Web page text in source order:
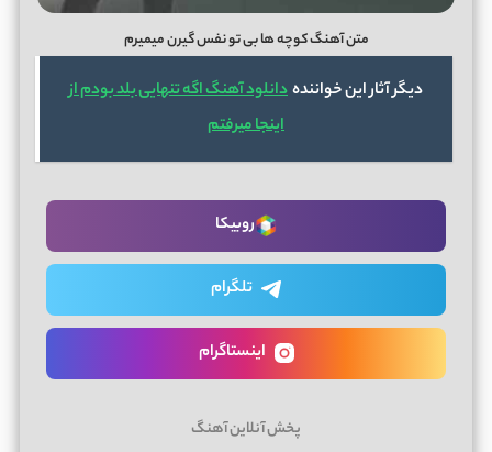
متن آهنگ کوچه ها بی تو نفس گیرن میمیرم
دیگر آثار این خوانندهدانلود آهنگ اگه تنهایی بلد بودم از
اینجا میرفتم
روبیکا
تلگرام
اینستاگرام
پخش آنلاین آهنگ